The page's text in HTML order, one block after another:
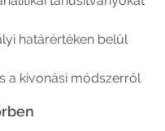
határértéken belül
a kivonási módszerről